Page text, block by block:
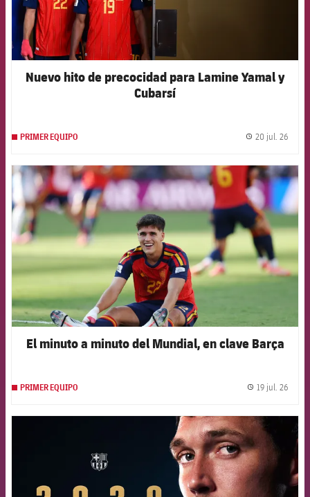
Nuevo hito de precocidad para Lamine Yamal y
Cubarsí
PRIMER EQUIPO 20 jul. 26
FCB Barcelona badge
El minuto a minuto del Mundial, en clave Barça
PRIMER EQUIPO 19 jul. 26
FCB Barcelona badge